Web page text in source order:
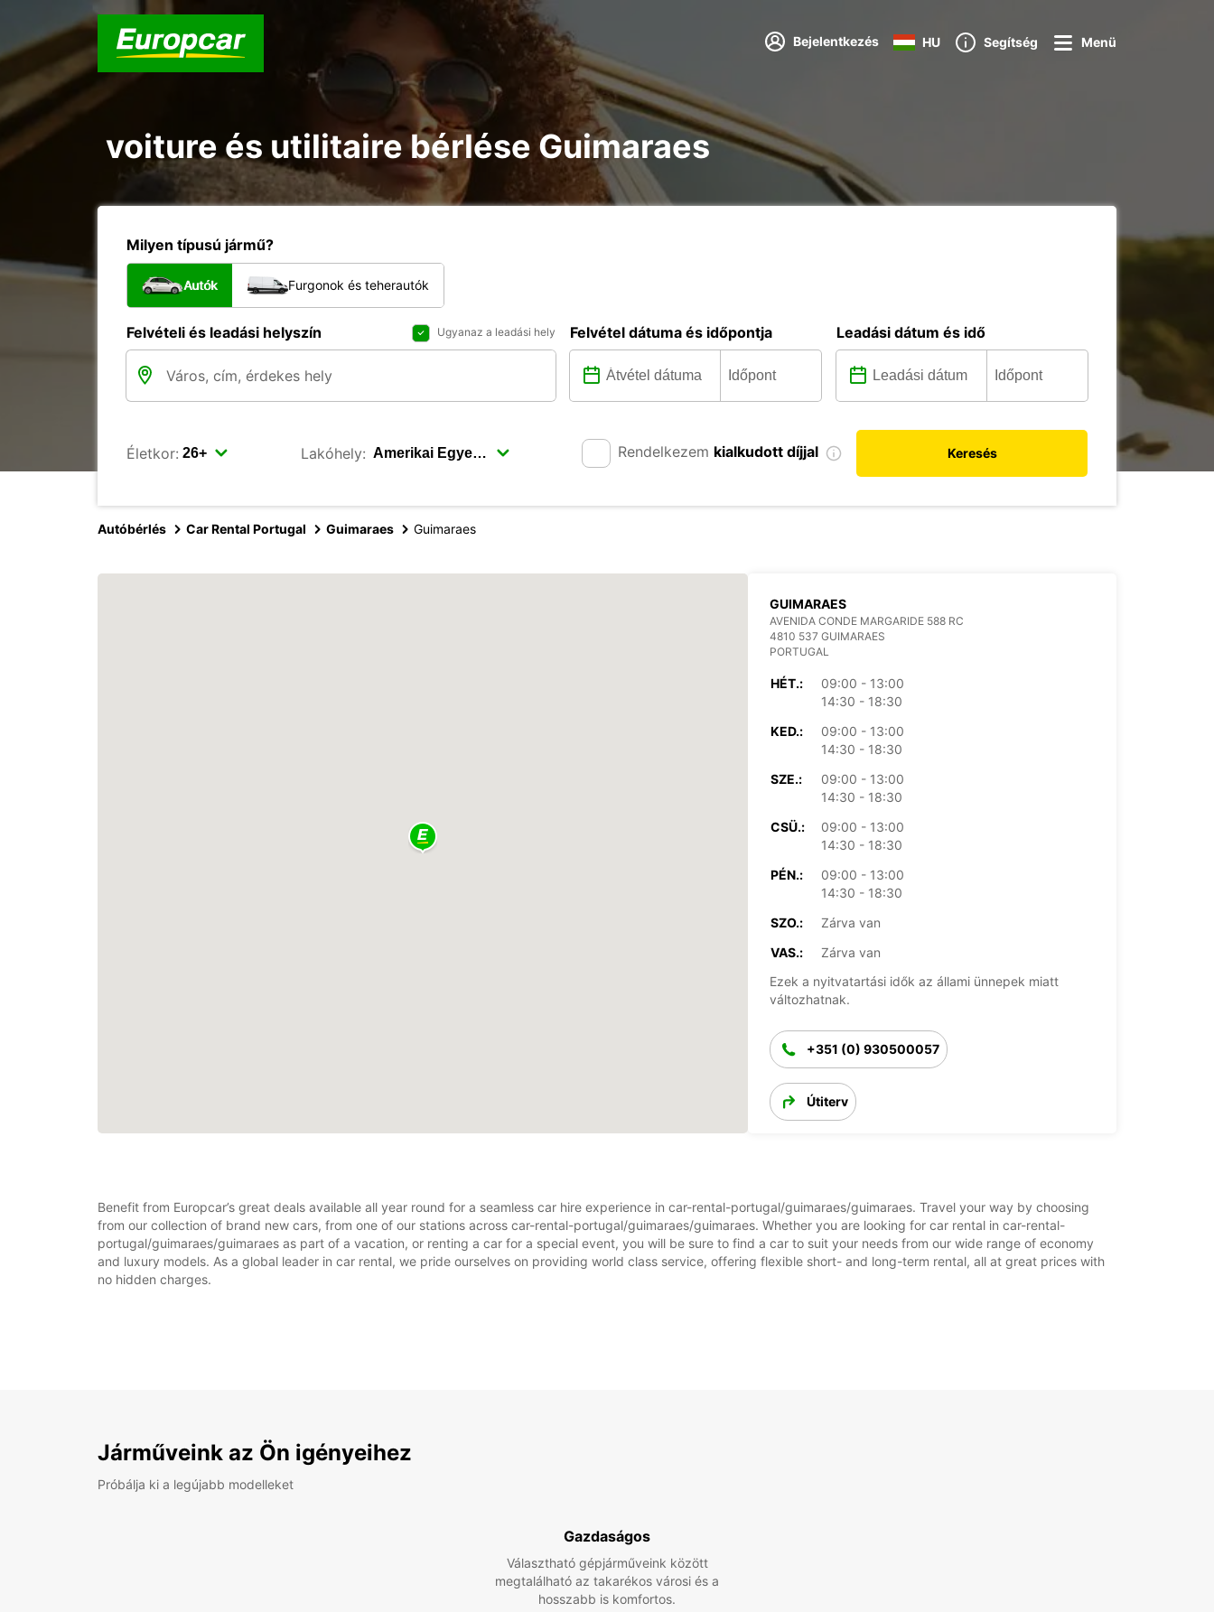
Bejelentkezés HU Segítség Menü
voiture és utilitaire bérlése Guimaraes
Milyen típusú jármű?
Autók Furgonok és teherautók
Felvételi és leadási helyszín Ugyanaz a leadási hely Felvétel dátuma és időpontja Leadási dátum és idő
Életkor: Lakóhely: Rendelkezem kialkudott díjjal Keresés
Autóbérlés Car Rental Portugal Guimaraes Guimaraes
GUIMARAES
AVENIDA CONDE MARGARIDE 588 RC
4810 537 GUIMARAES
PORTUGAL
HÉT.:
09:00 - 13:00
14:30 - 18:30
KED.:
09:00 - 13:00
14:30 - 18:30
SZE.:
09:00 - 13:00
14:30 - 18:30
CSÜ.:
09:00 - 13:00
14:30 - 18:30
PÉN.:
09:00 - 13:00
14:30 - 18:30
SZO.:
Zárva van
VAS.:
Zárva van
Ezek a nyitvatartási idők az állami ünnepek miatt
változhatnak.
+351 (0) 930500057
Útiterv
Benefit from Europcar’s great deals available all year round for a seamless car hire experience in car-rental-portugal/guimaraes/guimaraes. Travel your way by choosing
from our collection of brand new cars, from one of our stations across car-rental-portugal/guimaraes/guimaraes. Whether you are looking for car rental in car-rental-
portugal/guimaraes/guimaraes as part of a vacation, or renting a car for a special event, you will be sure to find a car to suit your needs from our wide range of economy
and luxury models. As a global leader in car rental, we pride ourselves on providing world class service, offering flexible short- and long-term rental, all at great prices with
no hidden charges.
Járműveink az Ön igényeihez
Próbálja ki a legújabb modelleket
Gazdaságos
Választható gépjárműveink között
megtalálható az takarékos városi és a
hosszabb is komfortos.